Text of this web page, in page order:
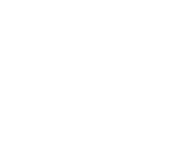
in Kürze
im Wesentlichen aus vier
Praxis häufig noch Stromzähler und